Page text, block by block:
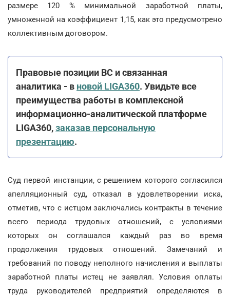
размере 120 % минимальной заработной платы,
умноженной на коэффициент 1,15, как это предусмотрено
коллективным договором.
Правовые позиции ВС и связанная
аналитика - в новой LIGA360. Увидьте все
преимущества работы в комплексной
информационно-аналитической платформе
LIGA360,заказав персональную
презентацию.
Суд первой инстанции, с решением которого согласился
апелляционный суд, отказал в удовлетворении иска,
отметив, что с истцом заключались контракты в течение
всего периода трудовых отношений, с условиями
которых он соглашался каждый раз во время
продолжения трудовых отношений. Замечаний и
требований по поводу неполного начисления и выплаты
заработной платы истец не заявлял. Условия оплаты
труда руководителей предприятий определяются в